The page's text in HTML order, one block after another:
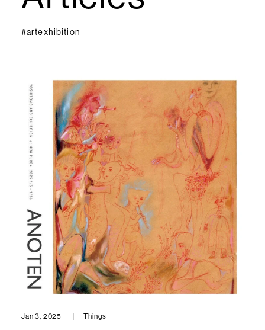
#artexhibition
Jan 3, 2025 Things